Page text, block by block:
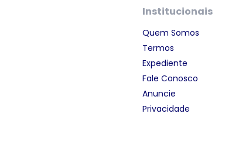
Institucionais
Quem Somos
Termos
Expediente
Fale Conosco
Anuncie
Privacidade